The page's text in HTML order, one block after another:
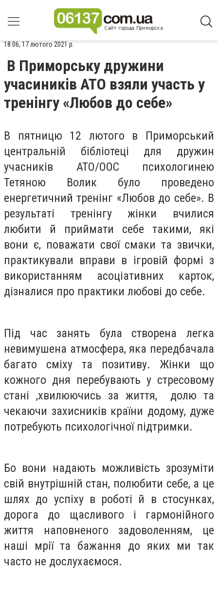
18:06, 17 лютого 2021 р.
В Приморську дружини
учасиників АТО взяли участь у
тренінгу «Любов до себе»
В пятницю 12 лютого в Приморський
центральній бібліотеці для дружин
учасників АТО/ООС психологинею
Тетяною Волик було проведено
енергетичний тренінг «Любов до себе». В
результаті тренінгу жінки вчилися
любити й приймати себе такими, які
вони є, поважати свої смаки та звички,
практикували вправи в ігровій формі з
використанням асоціативних карток,
дізналися про практики любові до себе.
Під час занять була створена легка
невимушена атмосфера, яка передбачала
багато сміху та позитиву. Жінки що
кожного дня перебувають у стресовому
стані ,хвилюючись за життя, долю та
чекаючи захисників країни додому, дуже
потребують психологічної підтримки.
Бо вони надають можливість зрозуміти
свій внутрішній стан, полюбити себе, а це
шлях до успіху в роботі й в стосунках,
дорога до щасливого і гармонійного
життя наповненого задоволенням, це
наші мрії та бажання до яких ми так
часто не дослухаємося.